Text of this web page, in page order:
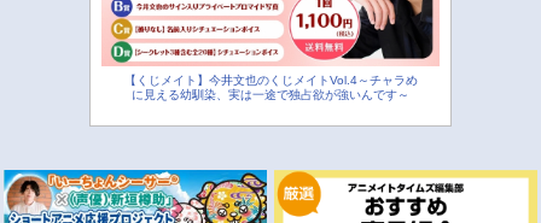
【くじメイト】今井文也のくじメイトVol.4～チャラめ
に見える幼馴染、実は一途で独占欲が強いんです～